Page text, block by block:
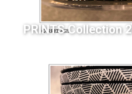
PRINTS Collection